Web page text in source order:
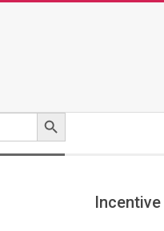
Search Button
Incentive